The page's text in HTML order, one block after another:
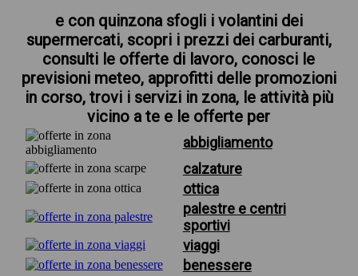
e con quinzona sfogli i volantini dei
supermercati, scopri i prezzi dei carburanti,
consulti le offerte di lavoro, conosci le
previsioni meteo, approfitti delle promozioni
in corso, trovi i servizi in zona, le attività più
vicino a te e le offerte per
abbigliamento
calzature
ottica
palestre e centri
sportivi
viaggi
benessere